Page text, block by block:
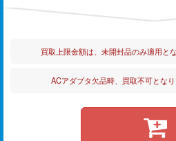
買取上限金額は、未開封品のみ適用と
ACアダプタ欠品時、買取不可となり